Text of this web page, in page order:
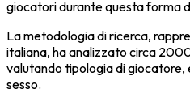
giocatori durante questa forma
La metodologia di ricerca,
italiana, ha analizzato circa
valutando tipologia di
sesso.